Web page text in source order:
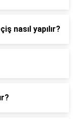
nasıl yapılır?